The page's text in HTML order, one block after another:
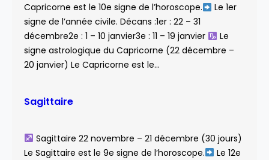
Capricorne est le 10e signe de l’horoscope.
Le 1er
signe de l’année civile. Décans :1er : 22 – 31
décembre2e : 1 – 10 janvier3e : 11 – 19 janvier
Le
signe astrologique du Capricorne (22 décembre –
20 janvier) Le Capricorne est le…
Sagittaire
Sagittaire 22 novembre – 21 décembre (30 jours)
Le Sagittaire est le 9e signe de l’horoscope.
Le 12e